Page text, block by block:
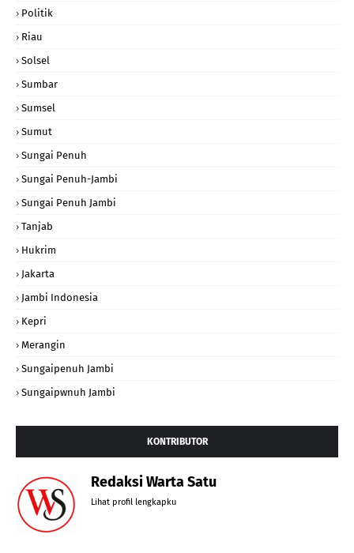
Politik
Riau
Solsel
Sumbar
Sumsel
Sumut
Sungai Penuh
Sungai Penuh-Jambi
Sungai Penuh Jambi
Tanjab
Hukrim
Jakarta
Jambi Indonesia
Kepri
Merangin
Sungaipenuh Jambi
Sungaipwnuh Jambi
KONTRIBUTOR
Redaksi Warta Satu
Lihat profil lengkapku